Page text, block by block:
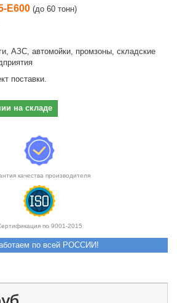
E600 (до 60 тонн)
АЗС, автомойки, промзоны, складские
поставки.
на складе
качества производителя
по 9001-2015
по всей РОССИИ!